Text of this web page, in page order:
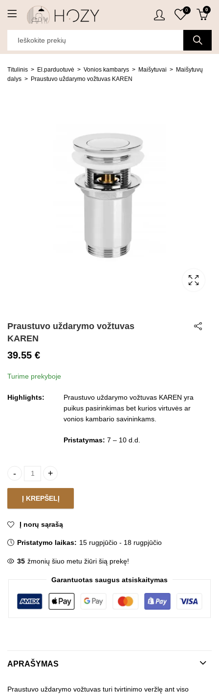
0 0
Titulinis El.parduotuvė Vonios kambarys Maišytuvai
Maišytuvų
dalys
Praustuvo uždarymo vožtuvas KAREN
Praustuvo uždarymo vožtuvas
KAREN
39.55 €
Turime prekyboje
Highlights:
Praustuvo uždarymo vožtuvas KAREN yra
puikus pasirinkimas bet kurios virtuvės ar
vonios kambario savininkams.
Pristatymas: 7 – 10 d.d.
Praustuvo uždarymo vožtuvas KAREN quantity
Į KREPŠELĮ
Į norų sąrašą
Pristatymo laikas: 15 rugpjūčio - 18 rugpjūčio
35 žmonių šiuo metu žiūri šią prekę!
Garantuotas saugus atsiskaitymas
APRAŠYMAS
Praustuvo uždarymo vožtuvas turi tvirtinimo veržlę ant viso